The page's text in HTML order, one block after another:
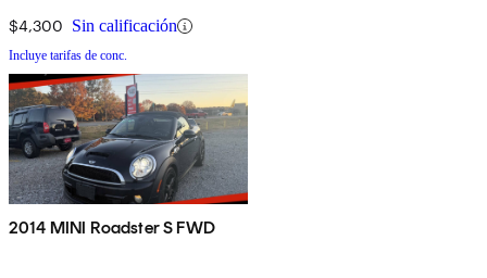
$4,300 Sin calificación
Incluye tarifas de conc.
2014 MINI Roadster S FWD